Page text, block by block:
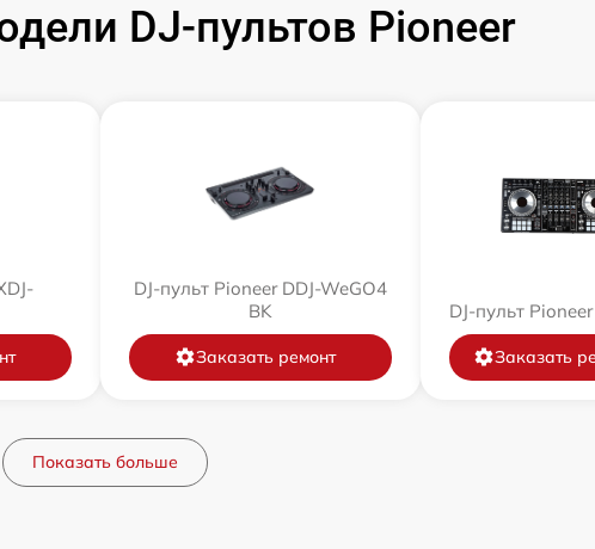
DJ-пультов Pioneer
DJ-пульт Pioneer DDJ-WeGO4
BK
Заказать ремонт
DJ-пульт
Заказать
Показать больше